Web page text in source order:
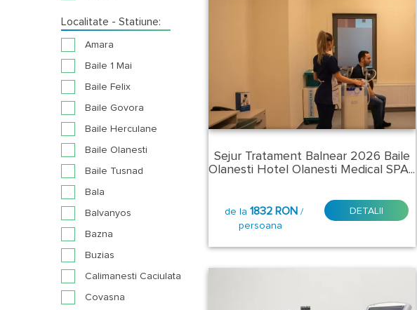
Localitate - Statiune:
Amara
Baile 1 Mai
Baile Felix
Baile Govora
Baile Herculane
Baile Olanesti
Baile Tusnad
Bala
Balvanyos
Bazna
Buzias
Calimanesti Caciulata
Covasna
Sejur Tratament Balnear 2026 Baile
Olanesti Hotel Olanesti Medical SPA...
de la 1832 RON /
persoana
DETALII